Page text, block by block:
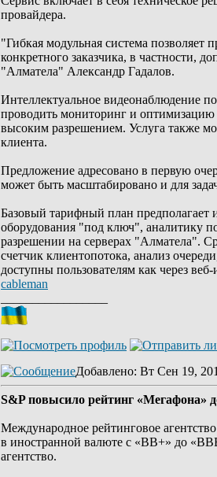
провайдера.
"Гибкая модульная система позволяет
конкретного заказчика, в частности,
"Алматела" Александр Гадалов.
Интеллектуальное видеонаблюдение
проводить мониторинг и оптимизацию
высоким разрешением. Услуга также
клиента.
Предложение адресовано в первую
может быть масштабировано и для
Базовый тарифный план
оборудования "под ключ", аналитику
разрешении на серверах "Алматела".
счетчик клиентопотока, анализ
доступны пользователям как через
cableman
Добавлено: Вт Сен 19,
S&P повысило рейтинг «Мегафона»
Международное рейтинговое
в иностранной валюте с «BB+» до
агентство.